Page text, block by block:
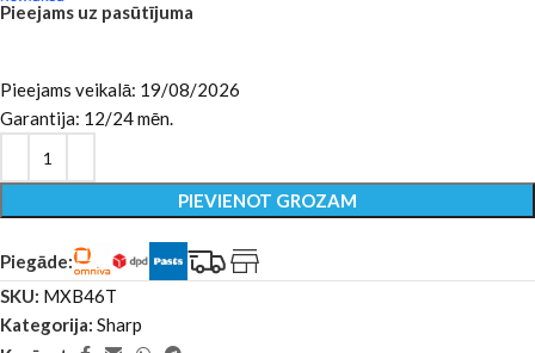
Pieejams uz pasūtījuma
Pieejams veikalā: 19/08/2026
Garantija: 12/24 mēn.
PIEVIENOT GROZAM
Piegāde:
SKU: MXB46T
Kategorija: Sharp